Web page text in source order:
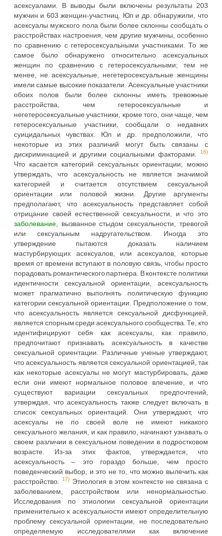
асексуалами. В выводы были включены результаты 203
мужчин и 603 женщин-участниц. Юл и др. обнаружили, что
асексуалы мужского пола были более склонны сообщать о
расстройствах настроения, чем другие мужчины, особенно
по сравнению с гетеросексуальными участниками. То же
самое было обнаружено относительно асексуальных
женщин по сравнению с гетеросексуальными; тем не
менее, не асексуальные, негетеросексуальные женщины
имели самые высокие показатели. Асексуальные участники
обоих полов были более склонны иметь тревожные
расстройства, чем гетеросексуальные и
негетеросексуальные участники, кроме того, они чаще, чем
гетеросексуальные участники, сообщали о недавних
суицидальных чувствах. Юл и др. предположили, что
некоторые из этих различий могут быть связаны с
дискриминацией и другими социальными факторами.
16)
Что касается категорий сексуальных ориентации, можно
утверждать, что асексуальность не является значимой
категорией и считается отсутствием сексуальной
ориентации или половой жизни. Другие аргументы
предполагают, что асексуальность представляет собой
отрицание своей естественной сексуальности, и что это
заболевание , вызванное стыдом сексуальности, тревогой
или сексуальным надругательством. Иногда это
утверждение пытаются доказать наличием
мастурбирующих асексуалов, или асексуалов, которые
время от времени вступают в половую связь, чтобы просто
порадовать романтического партнера. В контексте политики
идентичности сексуальной ориентации, асексуальность
может прагматично выполнять политическую функцию
категории сексуальной ориентации. Предположение о том,
что асексуальность является сексуальной дисфункцией,
является спорным среди асексуального сообщества. Те, кто
идентифицируют себя как асексуалы, как правило,
предпочитают признавать асексуальность в качестве
сексуальной ориентации. Различные ученые утверждают,
что асексуальность является сексуальной ориентацией, так
как некоторые асексуалы не могут мастурбировать, даже
если они имеют нормальное половое влечение, и что
существуют вариации сексуальных предпочтений,
утверждая, что асексуальность также следует включать в
список сексуальных ориентаций. Они утверждают, что
асексуалы не по своей воле не имеют никакого
сексуального желания, и как правило, начинают узнавать о
своем различии в сексуальном поведении в подростковом
возрасте. Из-за этих фактов, утверждается, что
асексуальность – это гораздо больше, чем просто
поведенческий выбор, и это не то, что можно вылечить как
расстройство.
17) Этиология в этом контексте не связана с
заболеванием, расстройством или ненормальностью.
Исследования по этиологии сексуальной ориентации
применительно к асексуальности имеют определительную
проблему сексуальной ориентации, не последовательно
определяемую исследователями как включение